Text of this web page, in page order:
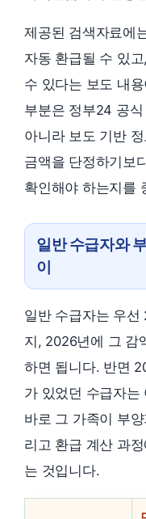
제공된 검색자료에
자동 환급될 수 있
수 있다는 보도 내
부분은 정부24 공
아니라 보도 기반
금액을 단정하기보
확인해야 하는지를
일반 수급자와
이
일반 수급자는 우선
지, 2026년에 그 감
하면 됩니다. 반면
가 있었던 수급자는
바로 그 가족이 부
리고 환급 계산 과
는 것입니다.